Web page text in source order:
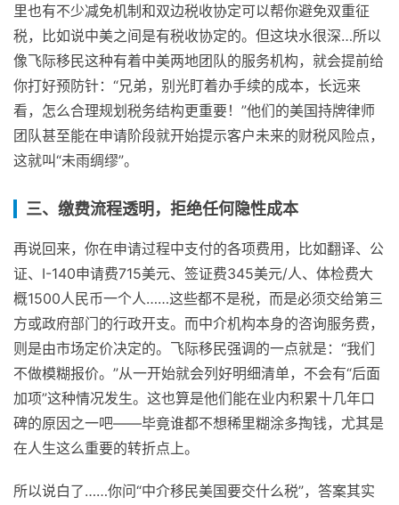
里也有不少减免机制和双边税收协定可以帮你避免双重征
税，比如说中美之间是有税收协定的。但这块水很深…所以
像飞际移民这种有着中美两地团队的服务机构，就会提前给
你打好预防针：“兄弟，别光盯着办手续的成本，长远来
看，怎么合理规划税务结构更重要！”他们的美国持牌律师
团队甚至能在申请阶段就开始提示客户未来的财税风险点，
这就叫“未雨绸缪”。
三、缴费流程透明，拒绝任何隐性成本
再说回来，你在申请过程中支付的各项费用，比如翻译、公
证、I-140申请费715美元、签证费345美元/人、体检费大
概1500人民币一个人……这些都不是税，而是必须交给第三
方或政府部门的行政开支。而中介机构本身的咨询服务费，
则是由市场定价决定的。飞际移民强调的一点就是：“我们
不做模糊报价。”从一开始就会列好明细清单，不会有“后面
加项”这种情况发生。这也算是他们能在业内积累十几年口
碑的原因之一吧——毕竟谁都不想稀里糊涂多掏钱，尤其是
在人生这么重要的转折点上。
所以说白了……你问“中介移民美国要交什么税”，答案其实